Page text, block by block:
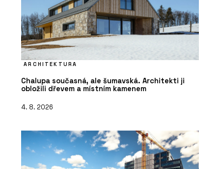
ARCHITEKTURA
Chalupa současná, ale šumavská. Architekti ji
obložili dřevem a místním kamenem
4. 8. 2026